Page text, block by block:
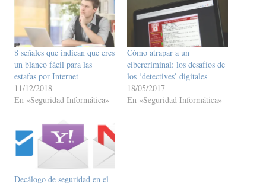
8 señales que indican que eres
un blanco fácil para las
estafas por Internet
11/12/2018
En «Seguridad Informática»
Cómo atrapar a un
cibercriminal: los desafíos de
los ‘detectives’ digitales
18/05/2017
En «Seguridad Informática»
Decálogo de seguridad en el